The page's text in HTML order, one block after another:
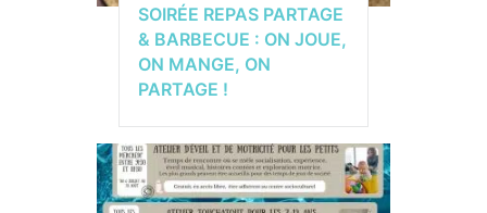
SOIRÉE REPAS PARTAGE
& BARBECUE : ON JOUE,
ON MANGE, ON
PARTAGE !